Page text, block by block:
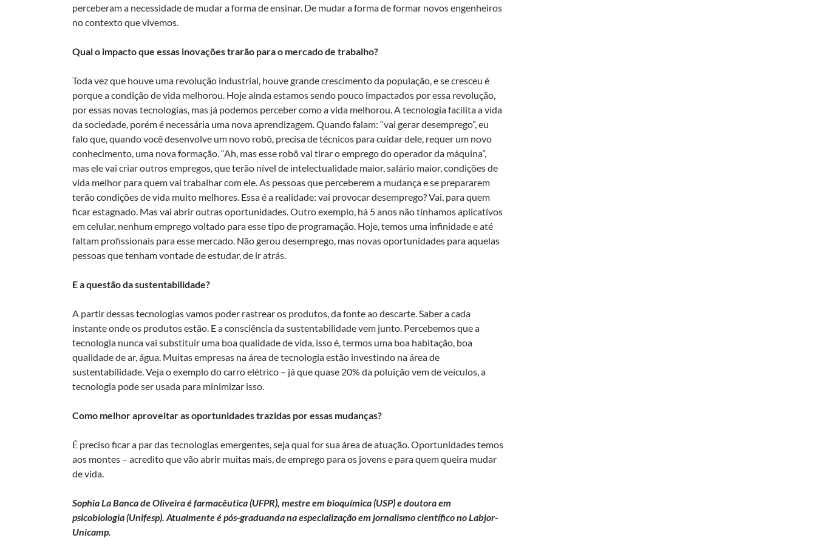
perceberam a necessidade de mudar a forma de ensinar. De mudar a forma de formar novos engenheiros
no contexto que vivemos.
Qual o impacto que essas inovações trarão para o mercado de trabalho?
Toda vez que houve uma revolução industrial, houve grande crescimento da população, e se cresceu é
porque a condição de vida melhorou. Hoje ainda estamos sendo pouco impactados por essa revolução,
por essas novas tecnologias, mas já podemos perceber como a vida melhorou. A tecnologia facilita a vida
da sociedade, porém é necessária uma nova aprendizagem. Quando falam: “vai gerar desemprego”, eu
falo que, quando você desenvolve um novo robô, precisa de técnicos para cuidar dele, requer um novo
conhecimento, uma nova formação. “Ah, mas esse robô vai tirar o emprego do operador da máquina”,
mas ele vai criar outros empregos, que terão nível de intelectualidade maior, salário maior, condições de
vida melhor para quem vai trabalhar com ele. As pessoas que perceberem a mudança e se prepararem
terão condições de vida muito melhores. Essa é a realidade: vai provocar desemprego? Vai, para quem
ficar estagnado. Mas vai abrir outras oportunidades. Outro exemplo, há 5 anos não tínhamos aplicativos
em celular, nenhum emprego voltado para esse tipo de programação. Hoje, temos uma infinidade e até
faltam profissionais para esse mercado. Não gerou desemprego, mas novas oportunidades para aquelas
pessoas que tenham vontade de estudar, de ir atrás.
E a questão da sustentabilidade?
A partir dessas tecnologias vamos poder rastrear os produtos, da fonte ao descarte. Saber a cada
instante onde os produtos estão. E a consciência da sustentabilidade vem junto. Percebemos que a
tecnologia nunca vai substituir uma boa qualidade de vida, isso é, termos uma boa habitação, boa
qualidade de ar, água. Muitas empresas na área de tecnologia estão investindo na área de
sustentabilidade. Veja o exemplo do carro elétrico – já que quase 20% da poluição vem de veículos, a
tecnologia pode ser usada para minimizar isso.
Como melhor aproveitar as oportunidades trazidas por essas mudanças?
É preciso ficar a par das tecnologias emergentes, seja qual for sua área de atuação. Oportunidades temos
aos montes – acredito que vão abrir muitas mais, de emprego para os jovens e para quem queira mudar
de vida.
Sophia La Banca de Oliveira é farmacêutica (UFPR), mestre em bioquímica (USP) e doutora em
psicobiologia (Unifesp). Atualmente é pós-graduanda na especialização em jornalismo científico no Labjor-
Unicamp.